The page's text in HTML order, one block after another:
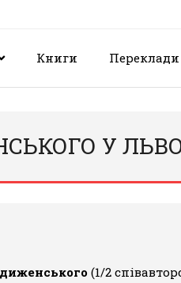
Книги Переклади
У
(1/2